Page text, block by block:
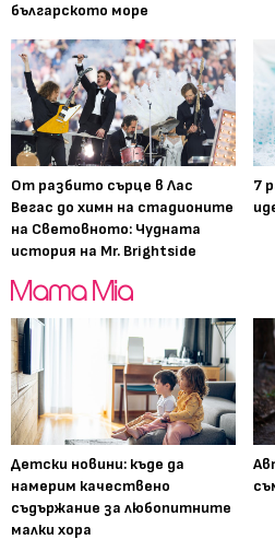
българското море
От разбито сърце в Лас
Вегас до химн на стадионите
на Световното: Чудната
история на Mr. Brightside
7
Детски новини: къде да
намерим качествено
съдържание за любопитните
малки хора